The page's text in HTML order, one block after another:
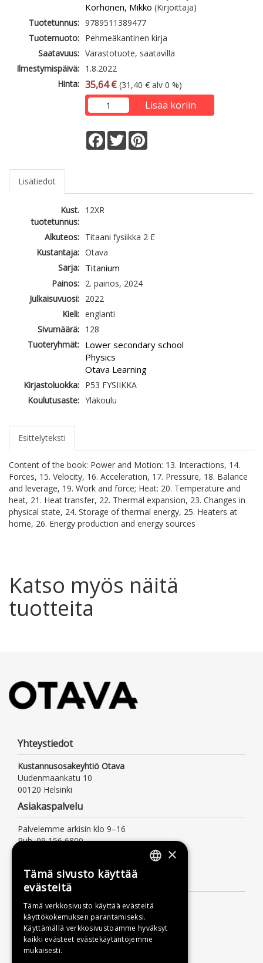
Korhonen, Mikko (Kirjoittaja)
Tuotetunnus: 9789511389477
Tuotemuoto: Pehmeäkantinen kirja
Saatavuus: Varastotuote, saatavilla
Ilmestymispäivä: 1.8.2022
Hinta: 35,64 € (31,40 € alv 0 %)
Lisää koriin
Facebook
Twitter
Lisätiedot
Kust.
tuotetunnus:
12XR
Alkuteos: Titaani fysiikka 2 E
Kustantaja: Otava
Sarja: Titanium
Painos: 2. painos, 2024
Julkaisuvuosi: 2022
Kieli: englanti
Sivumäärä: 128
Tuoteryhmät: Lower secondary school
Physics
Otava Learning
Kirjastoluokka: P53 FYSIIKKA
Koulutusaste: Yläkoulu
Esittelyteksti
Content of the book: Power and Motion: 13. Interactions, 14.
Forces, 15. Velocity, 16. Acceleration, 17. Pressure, 18. Balance
and leverage, 19. Work and force; Heat: 20. Temperature and
heat, 21. Heat transfer, 22. Thermal expansion, 23. Changes in
physical state, 24. Storage of thermal energy, 25. Heaters at
home, 26. Energy production and energy sources
Katso myös näitä
tuotteita
Yhteystiedot
Kustannusosakeyhtiö Otava
Uudenmaankatu 10
00120 Helsinki
Asiakaspalvelu
Palvelemme arkisin klo 9–16
Puh. 09 156 6800
Lisätietoa
Toimitusehdot
Käyttöohjeet
Tietosuojaseloste
Saavutettavuusseloste
×
Tämä sivusto käyttää
evästeitä
Tämä verkkosivusto käyttää evästeitä
käyttökokemuksen parantamiseksi.
Käyttämällä verkkosivustoamme hyväksyt
kaikki evästeet evästekäytäntöjemme
mukaisesti.